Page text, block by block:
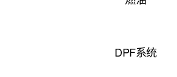
DPF系统